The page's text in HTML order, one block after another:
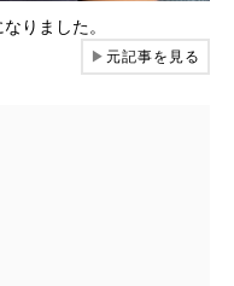
りました。
▶元記事を見る